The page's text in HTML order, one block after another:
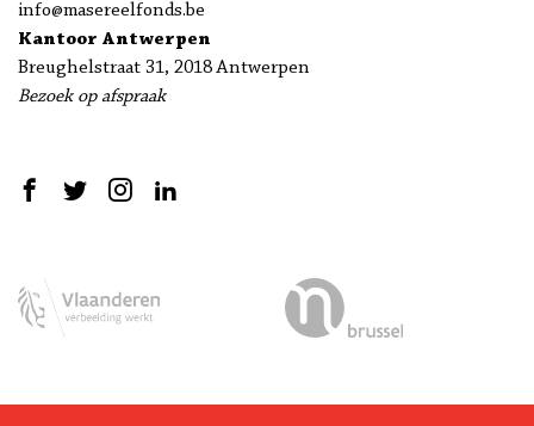
info@masereelfonds.be
Kantoor Antwerpen
Breughelstraat 31, 2018 Antwerpen
Bezoek op afspraak